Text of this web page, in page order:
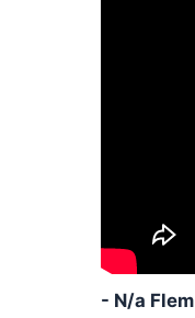
- N/a Flem